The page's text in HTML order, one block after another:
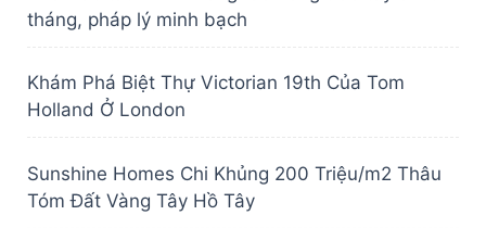
tháng, pháp lý minh bạch
Khám Phá Biệt Thự Victorian 19th Của Tom
Holland Ở London
Sunshine Homes Chi Khủng 200 Triệu/m2 Thâu
Tóm Đất Vàng Tây Hồ Tây